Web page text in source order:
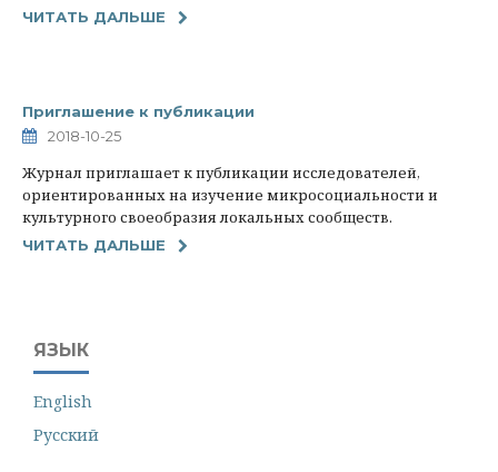
ЧИТАТЬ ДАЛЬШЕ
Приглашение к публикации
2018-10-25
Журнал приглашает к публикации исследователей,
ориентированных на изучение микросоциальности и
культурного своеобра­зия локальных сообществ.
ЧИТАТЬ ДАЛЬШЕ
ЯЗЫК
English
Русский